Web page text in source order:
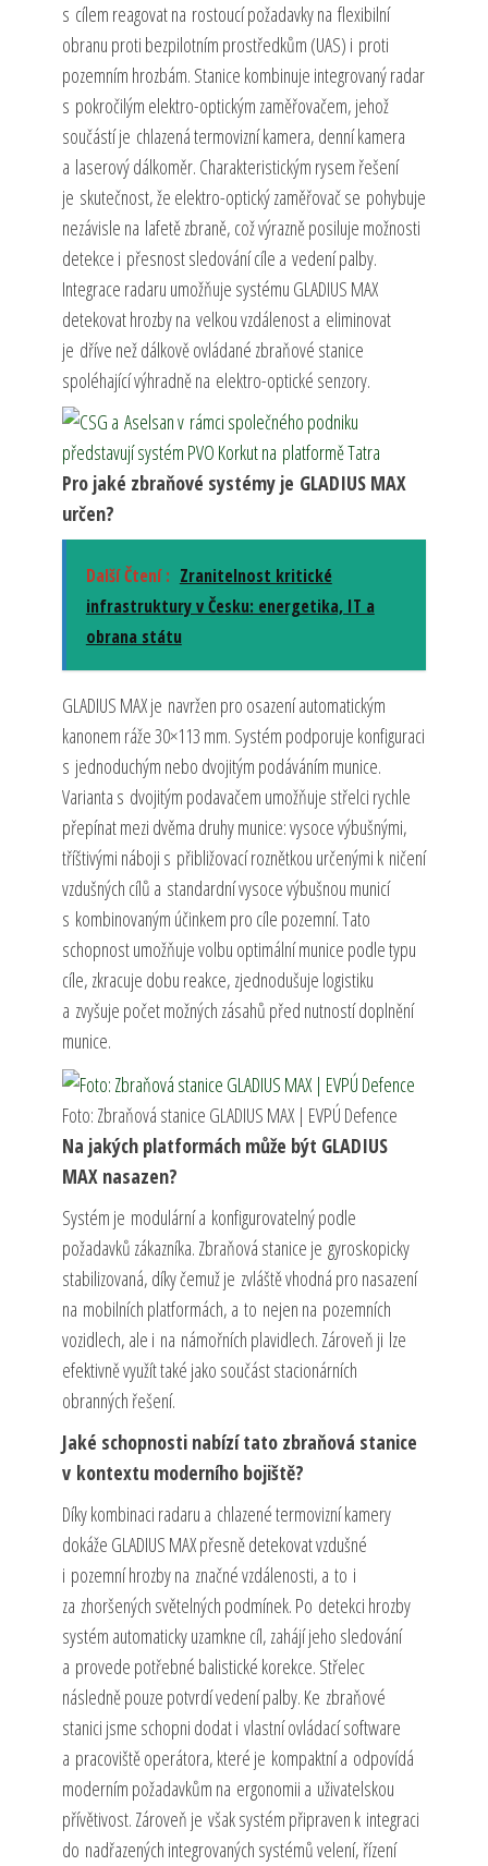
s cílem reagovat na rostoucí požadavky na flexibilní
obranu proti bezpilotním prostředkům (UAS) i proti
pozemním hrozbám. Stanice kombinuje integrovaný radar
s pokročilým elektro-optickým zaměřovačem, jehož
součástí je chlazená termovizní kamera, denní kamera
a laserový dálkoměr. Charakteristickým rysem řešení
je skutečnost, že elektro-optický zaměřovač se pohybuje
nezávisle na lafetě zbraně, což výrazně posiluje možnosti
detekce i přesnost sledování cíle a vedení palby.
Integrace radaru umožňuje systému GLADIUS MAX
detekovat hrozby na velkou vzdálenost a eliminovat
je dříve než dálkově ovládané zbraňové stanice
spoléhající výhradně na elektro-optické senzory.
Pro jaké zbraňové systémy je GLADIUS MAX
určen?
Další Čtení : Zranitelnost kritické
infrastruktury v Česku: energetika, IT a
obrana státu
GLADIUS MAX je navržen pro osazení automatickým
kanonem ráže 30×113 mm. Systém podporuje konfiguraci
s jednoduchým nebo dvojitým podáváním munice.
Varianta s dvojitým podavačem umožňuje střelci rychle
přepínat mezi dvěma druhy munice: vysoce výbušnými,
tříštivými náboji s přibližovací roznětkou určenými k ničení
vzdušných cílů a standardní vysoce výbušnou municí
s kombinovaným účinkem pro cíle pozemní. Tato
schopnost umožňuje volbu optimální munice podle typu
cíle, zkracuje dobu reakce, zjednodušuje logistiku
a zvyšuje počet možných zásahů před nutností doplnění
munice.
Foto: Zbraňová stanice GLADIUS MAX | EVPÚ Defence
Na jakých platformách může být GLADIUS
MAX nasazen?
Systém je modulární a konfigurovatelný podle
požadavků zákazníka. Zbraňová stanice je gyroskopicky
stabilizovaná, díky čemuž je zvláště vhodná pro nasazení
na mobilních platformách, a to nejen na pozemních
vozidlech, ale i na námořních plavidlech. Zároveň ji lze
efektivně využít také jako součást stacionárních
obranných řešení.
Jaké schopnosti nabízí tato zbraňová stanice
v kontextu moderního bojiště?
Díky kombinaci radaru a chlazené termovizní kamery
dokáže GLADIUS MAX přesně detekovat vzdušné
i pozemní hrozby na značné vzdálenosti, a to i
za zhoršených světelných podmínek. Po detekci hrozby
systém automaticky uzamkne cíl, zahájí jeho sledování
a provede potřebné balistické korekce. Střelec
následně pouze potvrdí vedení palby. Ke zbraňové
stanici jsme schopni dodat i vlastní ovládací software
a pracoviště operátora, které je kompaktní a odpovídá
moderním požadavkům na ergonomii a uživatelskou
přívětivost. Zároveň je však systém připraven k integraci
do nadřazených integrovaných systémů velení, řízení